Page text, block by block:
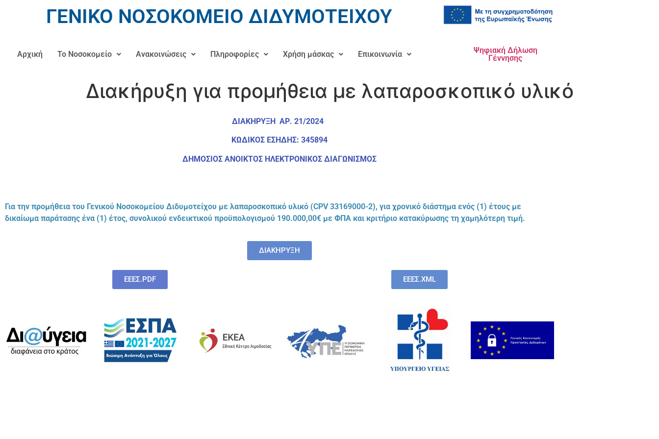
ΓΕΝΙΚΟ ΝΟΣΟΚΟΜΕΙΟ ΔΙΔΥΜΟΤΕΙΧΟΥ
Αρχική Το Νοσοκομείο Ανακοινώσεις Πληροφορίες Χρήση μάσκας Επικοινωνία
Ψηφιακή Δήλωση
Γέννησης
Διακήρυξη για προμήθεια με λαπαροσκοπικό υλικό
ΔΙΑΚΗΡΥΞΗ ΑΡ. 21/2024
ΚΩΔΙΚΟΣ ΕΣΗΔΗΣ: 345894
ΔΗΜΟΣΙΟΣ ΑΝΟΙΚΤΟΣ ΗΛΕΚΤΡΟΝΙΚΟΣ ΔΙΑΓΩΝΙΣΜΟΣ
Για την προμήθεια του Γενικού Νοσοκομείου Διδυμοτείχου με λαπαροσκοπικό υλικό (CPV33169000-2), για χρονικό διάστημα ενός (1) έτους με
δικαίωμα παράτασης ένα (1) έτος, συνολικού ενδεικτικού προϋπολογισμού 190.000,00€ με ΦΠΑ και κριτήριο κατακύρωσης τη χαμηλότερη τιμή.
ΔΙΑΚΗΡΥΞΗ
ΕΕΕΣ.PDF EEΕΣ.XML